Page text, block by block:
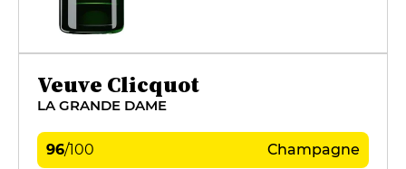
Veuve Clicquot
LA GRANDE DAME
96/100 Champagne